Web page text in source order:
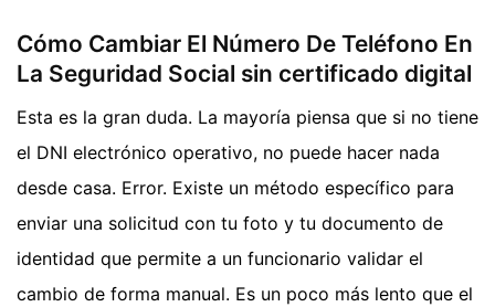
Cómo Cambiar El Número De Teléfono En
La Seguridad Social sin certificado digital
Esta es la gran duda. La mayoría piensa que si no tiene
el DNI electrónico operativo, no puede hacer nada
desde casa. Error. Existe un método específico para
enviar una solicitud con tu foto y tu documento de
identidad que permite a un funcionario validar el
cambio de forma manual. Es un poco más lento que el